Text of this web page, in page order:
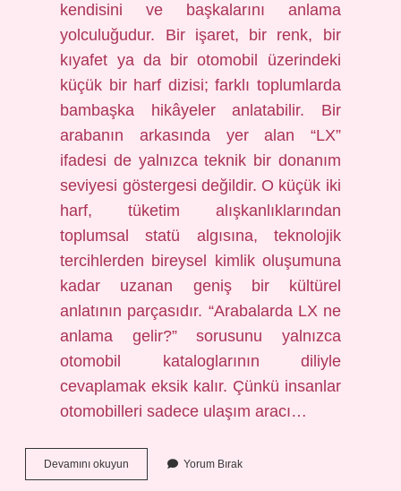
kendisini ve başkalarını anlama
yolculuğudur. Bir işaret, bir renk, bir
kıyafet ya da bir otomobil üzerindeki
küçük bir harf dizisi; farklı toplumlarda
bambaşka hikâyeler anlatabilir. Bir
arabanın arkasında yer alan “LX”
ifadesi de yalnızca teknik bir donanım
seviyesi göstergesi değildir. O küçük iki
harf, tüketim alışkanlıklarından
toplumsal statü algısına, teknolojik
tercihlerden bireysel kimlik oluşumuna
kadar uzanan geniş bir kültürel
anlatının parçasıdır. “Arabalarda LX ne
anlama gelir?” sorusunu yalnızca
otomobil kataloglarının diliyle
cevaplamak eksik kalır. Çünkü insanlar
otomobilleri sadece ulaşım aracı…
Devamını okuyun Arabalarda
LX
Yorum Bırak